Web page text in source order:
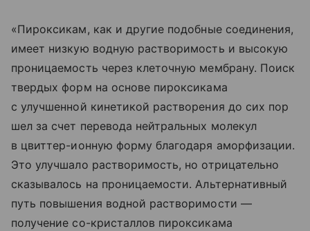
«Пироксикам, как и другие подобные соединения,
имеет низкую водную растворимость и высокую
проницаемость через клеточную мембрану. Поиск
твердых форм на основе пироксикама
с улучшенной кинетикой растворения до сих пор
шел за счет перевода нейтральных молекул
в цвиттер-ионную форму благодаря аморфизации.
Это улучшало растворимость, но отрицательно
сказывалось на проницаемости. Альтернативный
путь повышения водной растворимости —
получение со-кристаллов пироксикама